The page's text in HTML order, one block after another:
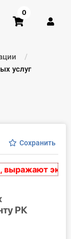
0
услуг
Сохранить
РК